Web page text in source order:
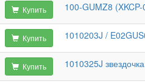
Купить 100-GUMZ8
Купить 1010203J /
Купить 1010325J звездочка